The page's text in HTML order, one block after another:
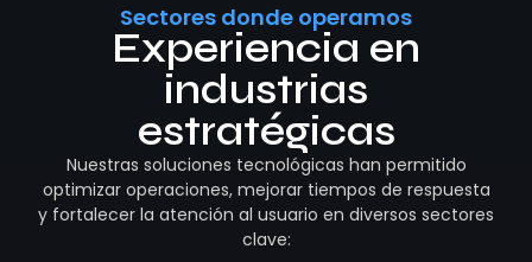
Sectores donde operamos
Experiencia en
industrias
estratégicas
Nuestras soluciones tecnológicas han permitido
optimizar operaciones, mejorar tiempos de respuesta
y fortalecer la atención al usuario en diversos sectores
clave: